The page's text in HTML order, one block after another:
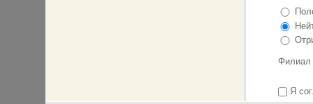
дизайна.
диалогу
Филиал
Я